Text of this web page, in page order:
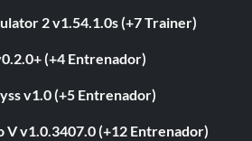
2 v1.54.1.0s (+7 Trainer)
(+4 Entrenador)
v1.0 (+5 Entrenador)
v1.0.3407.0 (+12 Entrenador)